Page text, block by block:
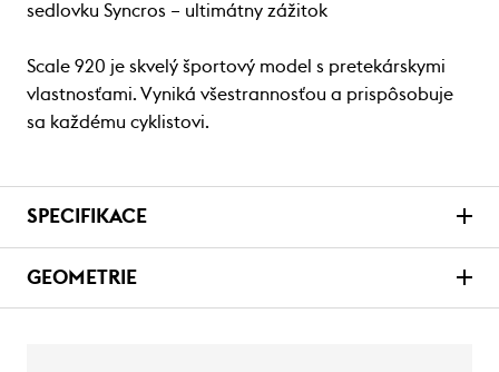
sedlovku Syncros – ultimátny zážitok
Scale 920 je skvelý športový model s pretekárskymi
vlastnosťami. Vyniká všestrannosťou a prispôsobuje
sa každému cyklistovi.
SPECIFIKACE
GEOMETRIE